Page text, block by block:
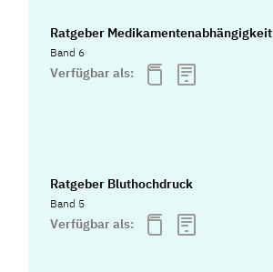
Ratgeber Medikamentenabhängigkeit
Band 6
Verfügbar als:
Ratgeber Bluthochdruck
Band 5
Verfügbar als: